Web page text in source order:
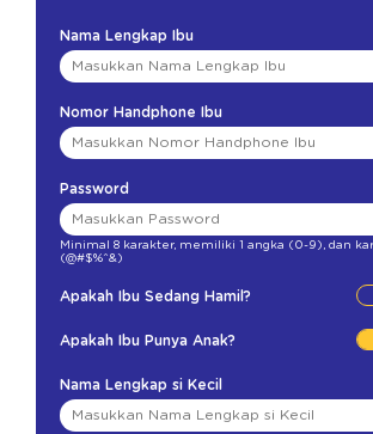
Nama Lengkap Ibu
Nomor Handphone Ibu
Password
Minimal 8 karakter, memiliki 1 angka (0-9) , dan
(@#$%^&)
Apakah Ibu Sedang Hamil?
Apakah Ibu Punya Anak?
Nama Lengkap si Kecil